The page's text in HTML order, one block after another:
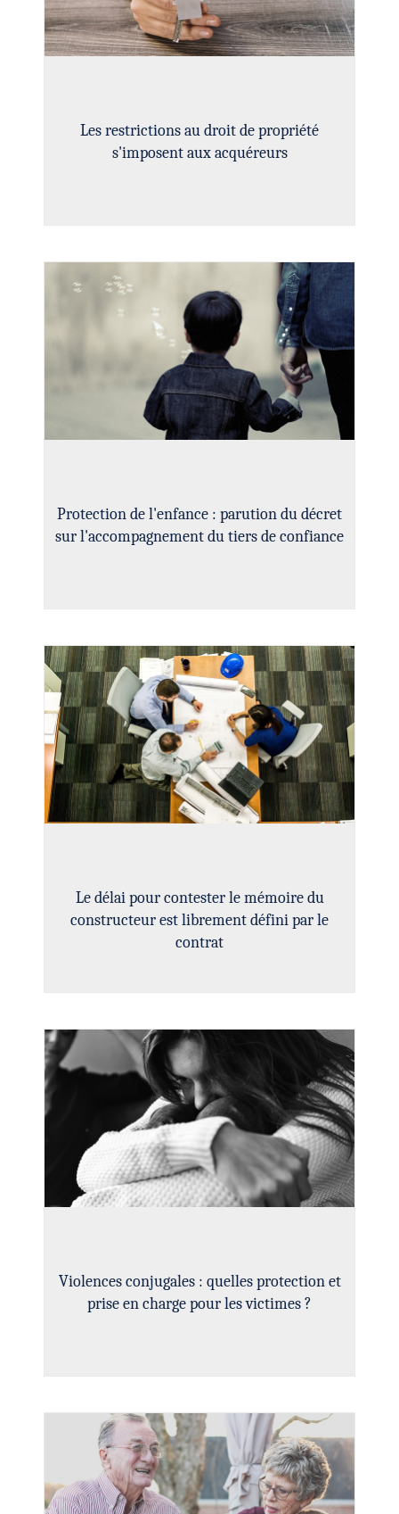
Les restrictions au droit de propriété
s'imposent aux acquéreurs
Protection de l'enfance : parution du décret
sur l'accompagnement du tiers de confiance
Le délai pour contester le mémoire du
constructeur est librement défini par le
contrat
Violences conjugales : quelles protection et
prise en charge pour les victimes ?